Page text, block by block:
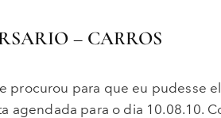
– CARROS
procurou para que eu pudesse
agendada para o dia 10.08.10.